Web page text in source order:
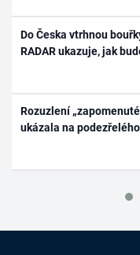
Do Česka vtrhnou
RADAR ukazuje, jak
Rozuzlení
ukázala na